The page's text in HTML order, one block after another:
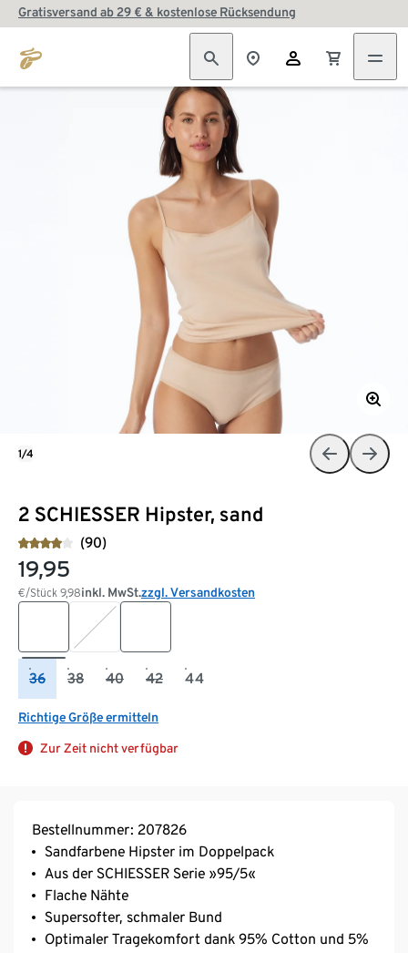
Gratisversand ab 29 € & kostenlose Rücksendung
2 SCHIESSER Hipster, sand
(90)
19,95
€/Stück 9,98inkl. MwSt.zzgl. Versandkosten
36 38 40 42 44
Richtige Größe ermitteln
Zur Zeit nicht verfügbar
1/4
Bestellnummer: 207826
Sandfarbene Hipster im Doppelpack
Aus der SCHIESSER Serie »95/5«
Flache Nähte
Supersofter, schmaler Bund
Optimaler Tragekomfort dank 95% Cotton und 5%